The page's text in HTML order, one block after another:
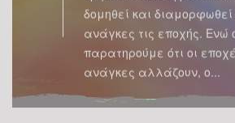
δομηθεί και
ανάγκες τις εποχής. Ενώ
παρατηρούμε ότι οι
ανάγκες αλλάζουν, ο...